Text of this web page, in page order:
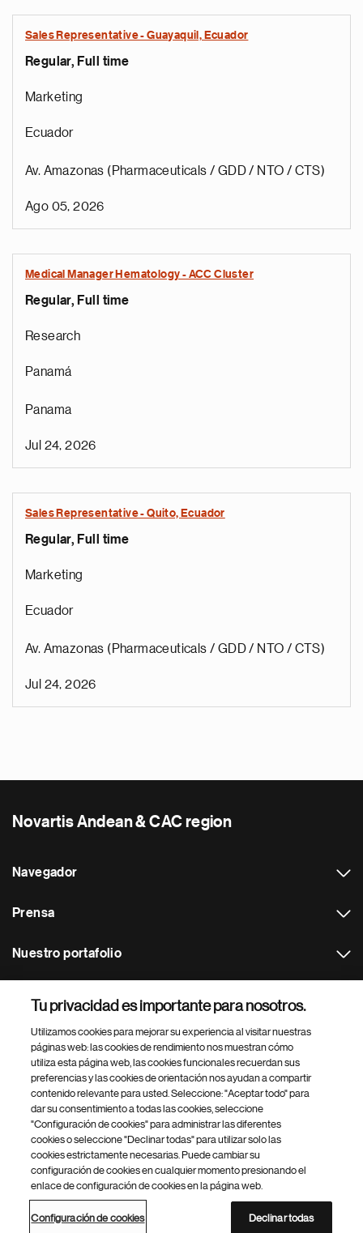
Sales Representative - Guayaquil, Ecuador
Regular, Full time
Marketing
Ecuador
Av. Amazonas (Pharmaceuticals / GDD / NTO / CTS)
Ago 05, 2026
Medical Manager Hematology - ACC Cluster
Regular, Full time
Research
Panamá
Panama
Jul 24, 2026
Sales Representative - Quito, Ecuador
Regular, Full time
Marketing
Ecuador
Av. Amazonas (Pharmaceuticals / GDD / NTO / CTS)
Jul 24, 2026
Novartis Andean & CAC region
Navegador
Prensa
Nuestro portafolio
Footer Site Search
inferior
del
© 2026 Novartis AG
Política de privacidad Términos de uso
Accesibilidad
Configuración de cookies
Mapa del sitio
Tu privacidad es importante para nosotros.
Utilizamos cookies para mejorar su experiencia al visitar nuestras
páginas web: las cookies de rendimiento nos muestran cómo
utiliza esta página web, las cookies funcionales recuerdan sus
preferencias y las cookies de orientación nos ayudan a compartir
contenido relevante para usted. Seleccione: "Aceptar todo" para
dar su consentimiento a todas las cookies, seleccione
"Configuración de cookies" para administrar las diferentes
cookies o seleccione "Declinar todas" para utilizar solo las
cookies estrictamente necesarias. Puede cambiar su
configuración de cookies en cualquier momento presionando el
enlace de configuración de cookies en la página web.
Configuración de cookies Declinar todas